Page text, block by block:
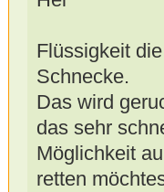
Flüssigkeit
Schnecke.
Das wird
das sehr
Möglichkeit
retten